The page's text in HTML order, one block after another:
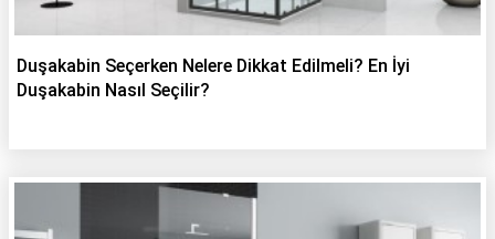
Duşakabin Seçerken Nelere Dikkat Edilmeli? En İyi
Duşakabin Nasıl Seçilir?